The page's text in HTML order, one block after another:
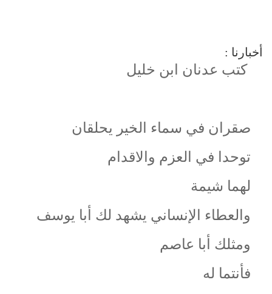
أخبارنا :
كتب عدنان ابن خليل
صقران في سماء الخير يحلقان
توحدا في العزم والاقدام
لهما شيمة
والعطاء الإنساني يشهد لك أبا يوسف
ومثلك أبا عاصم
فأنتما له